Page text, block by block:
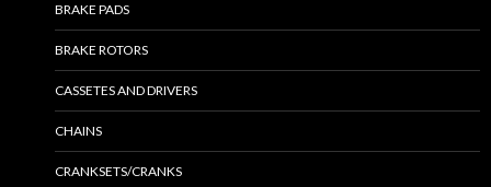
BRAKE PADS
BRAKE ROTORS
CASSETES AND DRIVERS
CHAINS
CRANKSETS/CRANKS